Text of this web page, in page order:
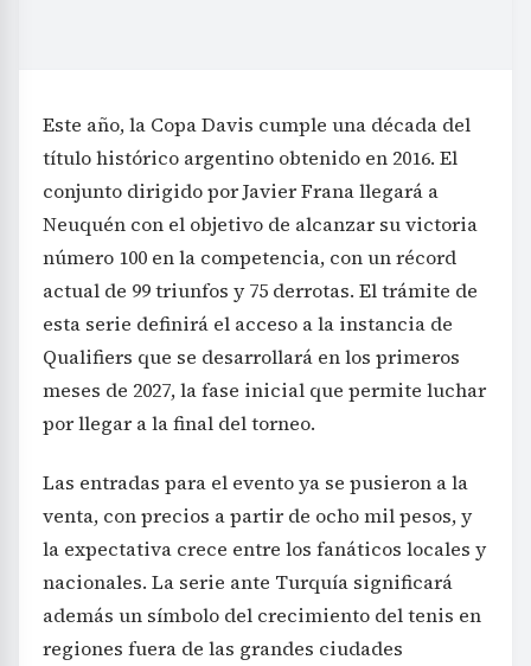
Este año, la Copa Davis cumple una década del
título histórico argentino obtenido en 2016. El
conjunto dirigido por Javier Frana llegará a
Neuquén con el objetivo de alcanzar su victoria
número 100 en la competencia, con un récord
actual de 99 triunfos y 75 derrotas. El trámite de
esta serie definirá el acceso a la instancia de
Qualifiers que se desarrollará en los primeros
meses de 2027, la fase inicial que permite luchar
por llegar a la final del torneo.
Las entradas para el evento ya se pusieron a la
venta, con precios a partir de ocho mil pesos, y
la expectativa crece entre los fanáticos locales y
nacionales. La serie ante Turquía significará
además un símbolo del crecimiento del tenis en
regiones fuera de las grandes ciudades